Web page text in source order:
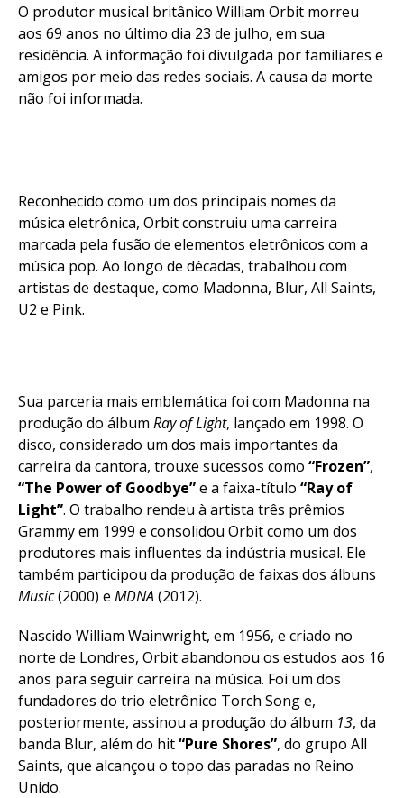
O produtor musical britânico William Orbit morreu
aos 69 anos no último dia 23 de julho, em sua
residência. A informação foi divulgada por familiares e
amigos por meio das redes sociais. A causa da morte
não foi informada.
Reconhecido como um dos principais nomes da
música eletrônica, Orbit construiu uma carreira
marcada pela fusão de elementos eletrônicos com a
música pop. Ao longo de décadas, trabalhou com
artistas de destaque, como Madonna, Blur, All Saints,
U2 e Pink.
Sua parceria mais emblemática foi com Madonna na
produção do álbum Ray of Light, lançado em 1998. O
disco, considerado um dos mais importantes da
carreira da cantora, trouxe sucessos como “Frozen”,
“The Power of Goodbye”e a faixa-título “Ray of
Light”. O trabalho rendeu à artista três prêmios
Grammy em 1999 e consolidou Orbit como um dos
produtores mais influentes da indústria musical. Ele
também participou da produção de faixas dos álbuns
Music(2000) e MDNA(2012).
Nascido William Wainwright, em 1956, e criado no
norte de Londres, Orbit abandonou os estudos aos 16
anos para seguir carreira na música. Foi um dos
fundadores do trio eletrônico Torch Song e,
posteriormente, assinou a produção do álbum 13, da
banda Blur, além do hit“Pure Shores”, do grupo All
Saints, que alcançou o topo das paradas no Reino
Unido.